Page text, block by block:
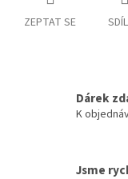
ZEPTAT SE
Dárek
K
Jsme